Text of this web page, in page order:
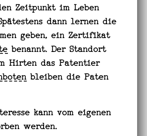
Zeitpunkt im Leben
dann lernen die
geben, ein Zertifikat
benannt. Der Standort
Hirten das Patentier
bleiben die Paten
kann vom eigenen
werden.